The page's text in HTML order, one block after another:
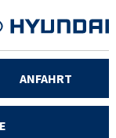
ANFAHRT